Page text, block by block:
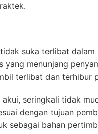
suka terlibat dalam
yang menunjang
terlibat dan terhibur
akui, seringkali tidak
dengan tujuan
sebagai bahan